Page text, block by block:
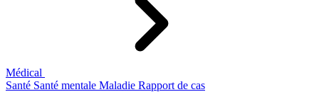
Médical
Santé Santé mentale Maladie Rapport de cas